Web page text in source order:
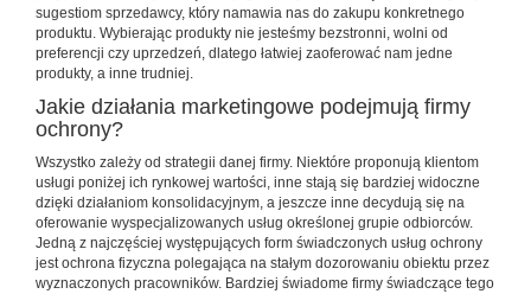
sugestiom sprzedawcy, który namawia nas do zakupu konkretnego
produktu. Wybierając produkty nie jesteśmy bezstronni, wolni od
preferencji czy uprzedzeń, dlatego łatwiej zaoferować nam jedne
produkty, a inne trudniej.
Jakie działania marketingowe podejmują firmy
ochrony?
Wszystko zależy od strategii danej firmy. Niektóre proponują klientom
usługi poniżej ich rynkowej wartości, inne stają się bardziej widoczne
dzięki działaniom konsolidacyjnym, a jeszcze inne decydują się na
oferowanie wyspecjalizowanych usług określonej grupie odbiorców.
Jedną z najczęściej występujących form świadczonych usług ochrony
jest ochrona fizyczna polegająca na stałym dozorowaniu obiektu przez
wyznaczonych pracowników. Bardziej świadome firmy świadczące tego